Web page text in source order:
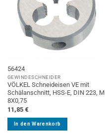
56424
GEWINDESCHNEIDER
VÖLKEL Schneideisen VE mit
Schälanschnitt, HSS-E, DIN 223, M
8X0,75
11,85 €
In den Warenkorb